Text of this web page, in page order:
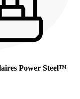
Power Steel™